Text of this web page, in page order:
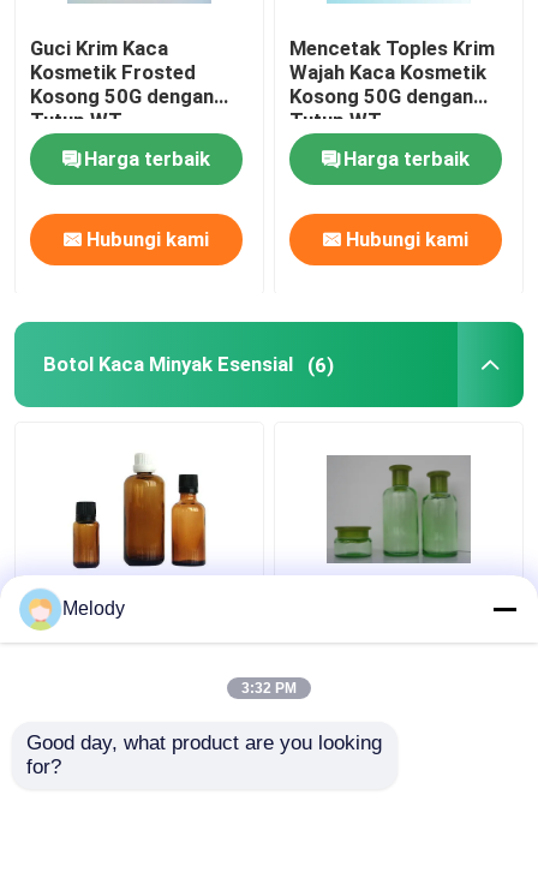
Guci Krim Kaca
Kosmetik Frosted
Kosong 50G dengan
Tutup WT
Harga terbaik
Hubungi kami
Mencetak Toples Krim
Wajah Kaca Kosmetik
Kosong 50G dengan
Tutup WT
Harga terbaik
Hubungi kami
Botol Kaca Minyak Esensial (6)
Botol Kaca Minyak
Esensial Berwarna
dengan Orifice
Reducer & Cap
Melody
3:32 PM
Good day, what product are you looking
for?